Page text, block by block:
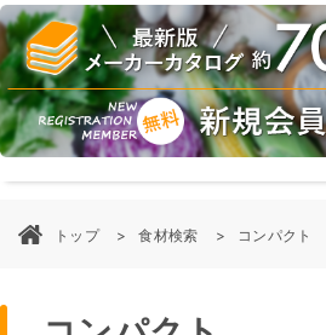
トップ 食材検索 コンパクト